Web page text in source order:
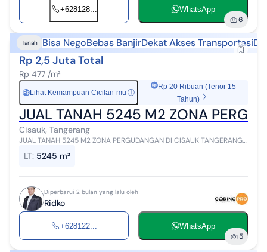
+628128... WhatsApp
6
Tanah Bisa NegoBebas BanjirDekat Akses Transportasi
Rp 2,5 Juta Total
Rp 477 /m²
Rp Lihat Kemampuan Cicilan-mu ⓘ
Rp 20 Ribuan (Tenor 15
Tahun)
JUAL TANAH 5245 M2 ZONA
Cisauk, Tangerang
JUAL TANAH 5245 M2 ZONA PERGUDANGAN DI CISAUK TANGERANG
Surat : SHM 1 Pemil...
LT: 5245 m²
Diperbarui 2 bulan yang lalu oleh
Ridko
+628122... WhatsApp
5